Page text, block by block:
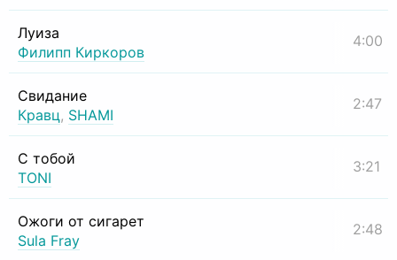
Луиза
Филипп Киркоров
4:00
Свидание
Кравц, SHAMI
2:47
С тобой
TONI
3:21
Ожоги от сигарет
Sula Fray
2:48